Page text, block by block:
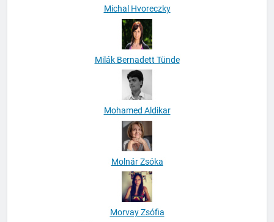
Michal Hvoreczky
Milák Bernadett Tünde
Mohamed Aldikar
Molnár Zsóka
Morvay Zsófia